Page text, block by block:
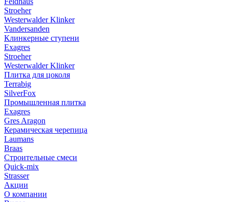
Stroeher
Westerwalder Klinker
Vandersanden
Клинкерные ступени
Exagres
Stroeher
Westerwalder Klinker
Плитка для цоколя
Terrabig
SilverFox
Промышленная плитка
Exagres
Gres Aragon
Керамическая черепица
Laumans
Braas
Строительные смеси
Quick-mix
Strasser
Акции
О компании